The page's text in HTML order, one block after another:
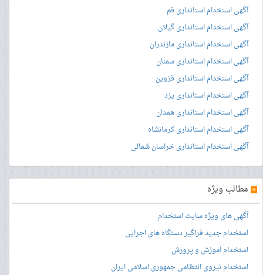
آگهی استخدام استانداری قم
آگهی استخدام استانداری گیلان
آگهی استخدام استانداری مازندران
آگهی استخدام استانداری سمنان
آگهی استخدام استانداری قزوین
آگهی استخدام استانداری یزد
آگهی استخدام استانداری همدان
آگهی استخدام استانداری کرمانشاه
آگهی استخدام استانداری خراسان شمالی
» مطالب ویژه
آگهی های ویژه سایت استخدام
استخدام جدید فراگیر دستگاه های اجرایی
استخدام آموزش و پرورش
استخدام نیروی انتظامی جمهوری اسلامی ایران